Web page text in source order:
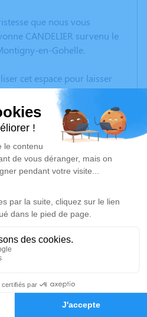
Hommages
que nous vous
CANDELIER survenu le
en-Gohelle.
cet espace pour laisser
des photos souvenirs, une
pensées à travers des
endroit est un lieu
la mémoire d’Yvonne
hommage est
Kurek Halliez d'Oignies